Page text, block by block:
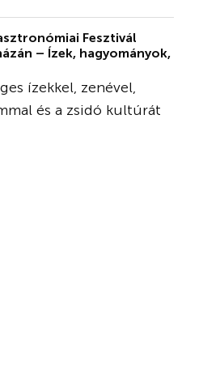
Fesztivál
– Ízek, hagyományok,
ízekkel, zenével,
és a zsidó kultúrát